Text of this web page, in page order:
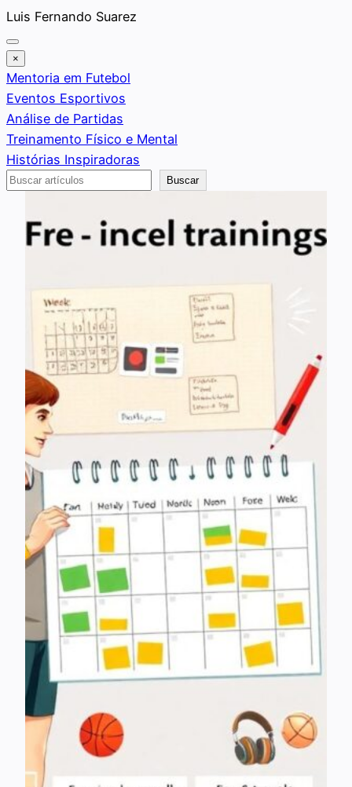
Saltar
al
contenido
Luis Fernando Suarez
×
Mentoria em Futebol
Eventos Esportivos
Análise de Partidas
Treinamento Físico e Mental
Histórias Inspiradoras
Buscar
Buscar